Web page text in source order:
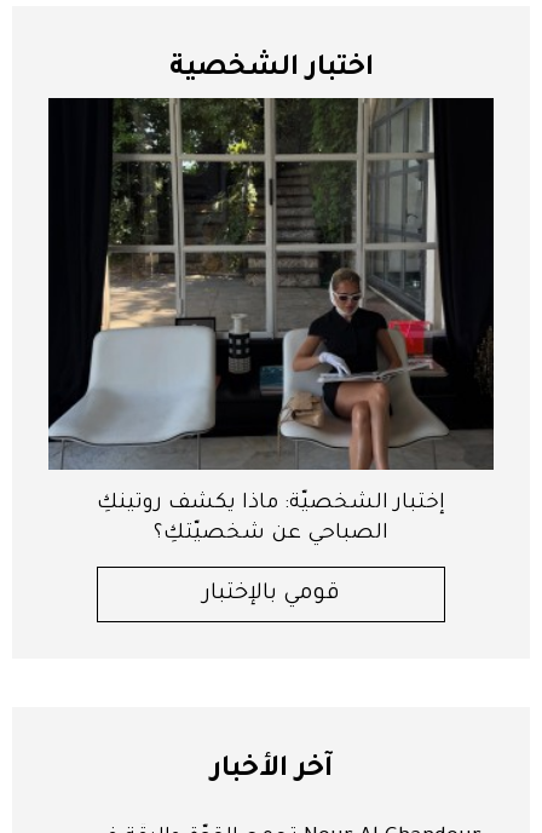
اختبار الشخصية
إختبار الشخصيّة: ماذا يكشف روتينكِ
الصباحي عن شخصيّتكِ؟
قومي بالإختبار
آخر الأخبار